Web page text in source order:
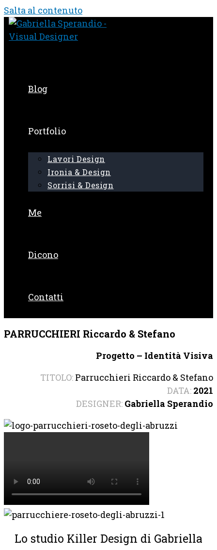
Salta al contenuto
Blog
Portfolio
Lavori Design
Ironia & Design
Sorrisi & Design
Me
Dicono
Contatti
PARRUCCHIERI Riccardo & Stefano
Progetto – Identità Visiva
TITOLO: Parrucchieri Riccardo & Stefano
DATA: 2021
DESIGNER: Gabriella Sperandio
Lo studio Killer Design di Gabriella